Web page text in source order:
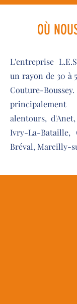
OÙ
L'entreprise
un rayon de 30 à
Couture-
alentours,
Ivry-La-Bataille,
Bréval, Marcilly-